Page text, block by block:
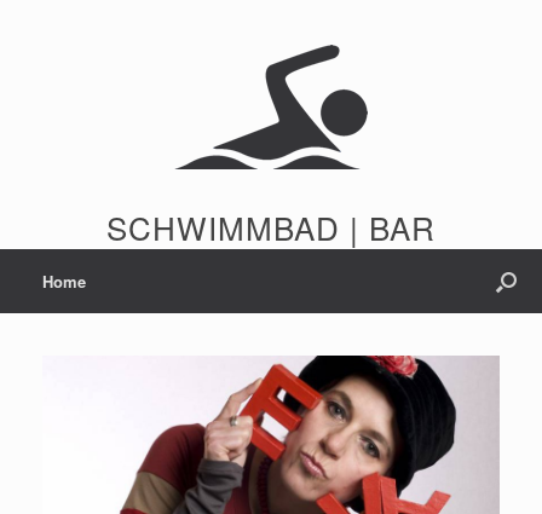
SCHWIMMBAD | BAR
Home